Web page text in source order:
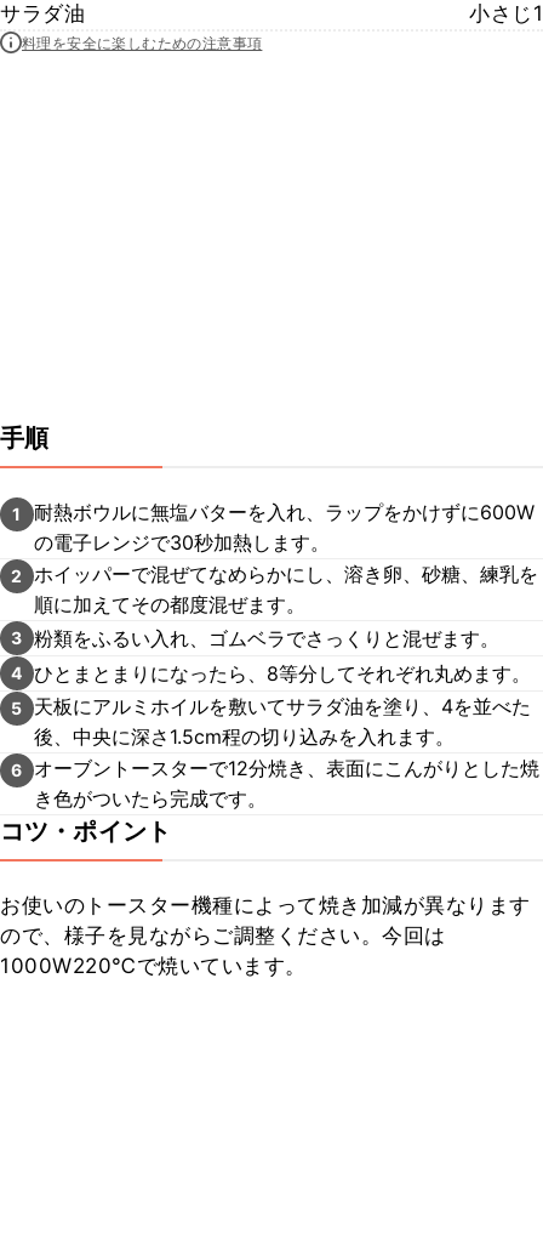
サラダ油
小さじ1
料理を安全に楽しむための注意事項
手順
1
耐熱ボウルに無塩バターを入れ、ラップをかけずに600W
の電子レンジで30秒加熱します。
2
ホイッパーで混ぜてなめらかにし、溶き卵、砂糖、練乳を
順に加えてその都度混ぜます。
3 粉類をふるい入れ、ゴムベラでさっくりと混ぜます。
4 ひとまとまりになったら、8等分してそれぞれ丸めます。
5
天板にアルミホイルを敷いてサラダ油を塗り、4を並べた
後、中央に深さ1.5cm程の切り込みを入れます。
6
オーブントースターで12分焼き、表面にこんがりとした焼
き色がついたら完成です。
コツ・ポイント
お使いのトースター機種によって焼き加減が異なります
ので、様子を見ながらご調整ください。今回は
1000W220℃で焼いています。